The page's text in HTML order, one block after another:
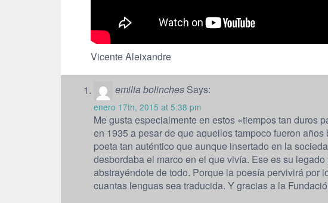
Vicente Aleixandre
emilia bolinches Says:
enero 17th, 2015 at 5:38 pm
Me gusta especialmente en estos «tiempos tan duros
en 1935 a pesar de que aquellos tampoco fueron
poeta tan auténtico que aunque insertado en la
desbordaba el marco en el que vivía. Ese es su
abstrayéndote de todo. Porque la poesía pervivirá por
cuantas lenguas sea traducida. Y gracias a la